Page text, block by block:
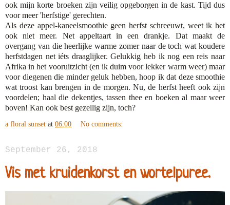
ook mijn korte broeken zijn veilig opgeborgen in de kast. Tijd dus
voor meer 'herfstige' gerechten.
Als deze appel-kaneelsmoothie geen herfst schreeuwt, weet ik het
ook niet meer. Net appeltaart in een drankje. Dat maakt de
overgang van die heerlijke warme zomer naar de toch wat koudere
herfstdagen net iéts draaglijker. Gelukkig heb ik nog een reis naar
Afrika in het vooruitzicht (en ik duim voor lekker warm weer) maar
voor diegenen die minder geluk hebben, hoop ik dat deze smoothie
wat troost kan brengen in de morgen. Nu, de herfst heeft ook zijn
voordelen; haal die dekentjes, tassen thee en boeken al maar weer
boven! Kan ook best gezellig zijn, toch?
a floral sunset at 06:00 No comments:
September 26, 2018
Vis met kruidenkorst en wortelpuree.